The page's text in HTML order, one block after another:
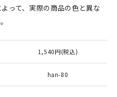
って、実際の商品の色と異な
1,540円(税込)
han-80